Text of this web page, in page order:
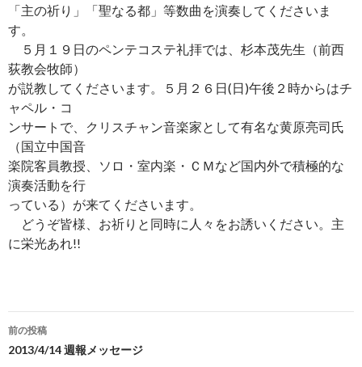
「主の祈り」「聖なる都」等数曲を演奏してくださいま
す。
５月１９日のペンテコステ礼拝では、杉本茂先生（前西
荻教会牧師）
が説教してくださいます。５月２６日(日)午後２時からはチ
ャペル・コ
ンサートで、クリスチャン音楽家として有名な黄原亮司氏
（国立中国音
楽院客員教授、ソロ・室内楽・ＣＭなど国内外で積極的な
演奏活動を行
っている）が来てくださいます。
どうぞ皆様、お祈りと同時に人々をお誘いください。主
に栄光あれ!!
投
稿
前の投稿
2013/4/14 週報メッセージ